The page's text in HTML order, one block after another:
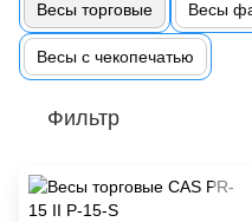
Весы торговые Весы
Весы с чекопечатью
Фильтр